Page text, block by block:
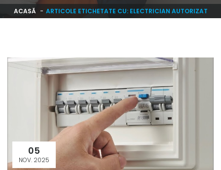
ACASĂ ARTICOLE ETICHETATE CU: ELECTRICIAN AUTORIZAT
05
NOV. 2025